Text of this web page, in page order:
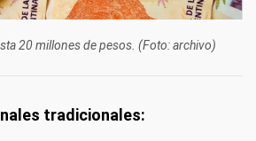
20 millones de pesos. (Foto: archivo)
tradicionales: